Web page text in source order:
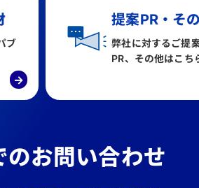
ブ
→
提案PR・そ
弊社に対するご提
PR、その他はこち
のお問い合わせ